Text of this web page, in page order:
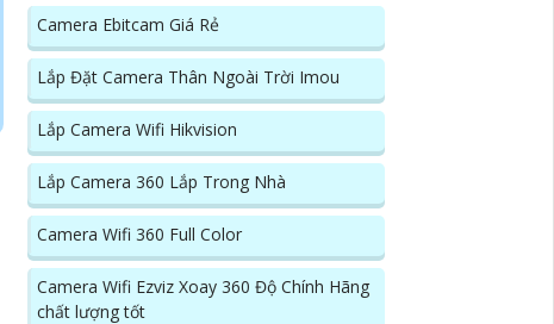
Camera Ebitcam Giá Rẻ
Lắp Đặt Camera Thân Ngoài Trời Imou
Lắp Camera Wifi Hikvision
Lắp Camera 360 Lắp Trong Nhà
Camera Wifi 360 Full Color
Camera Wifi Ezviz Xoay 360 Độ Chính Hãng
chất lượng tốt